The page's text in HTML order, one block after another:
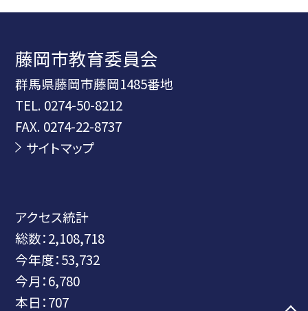
藤岡市教育委員会
群馬県藤岡市藤岡1485番地
TEL. 0274-50-8212
FAX. 0274-22-8737
サイトマップ
アクセス統計
総数：2,108,718
今年度：53,732
今月：6,780
本日：707